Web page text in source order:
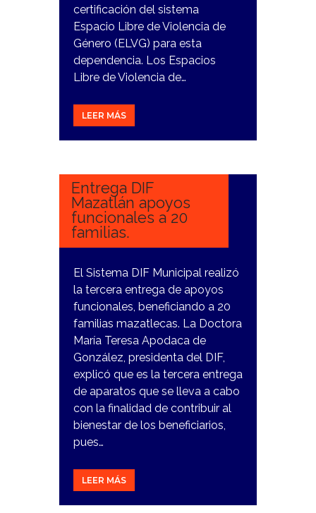
certificación del sistema
Espacio Libre de Violencia de
Género (ELVG) para esta
dependencia. Los Espacios
Libre de Violencia de…
LEER MÁS
23
Entrega DIF
Mazatlán apoyos
funcionales a 20
familias.
El Sistema DIF Municipal realizó
la tercera entrega de apoyos
funcionales, beneficiando a 20
familias mazatlecas. La Doctora
María Teresa Apodaca de
González, presidenta del DIF,
explicó que es la tercera entrega
de aparatos que se lleva a cabo
con la finalidad de contribuir al
bienestar de los beneficiarios,
pues…
LEER MÁS
15